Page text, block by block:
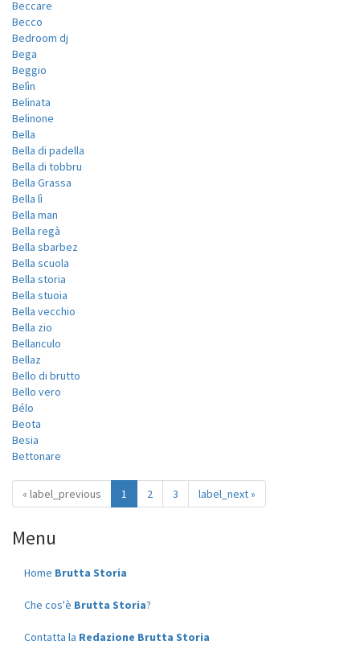
Beccare
Becco
Bedroom dj
Bega
Beggio
Belìn
Belinata
Belinone
Bella
Bella di padella
Bella di tobbru
Bella Grassa
Bella lì
Bella man
Bella regà
Bella sbarbez
Bella scuola
Bella storia
Bella stuoia
Bella vecchio
Bella zio
Bellanculo
Bellaz
Bello di brutto
Bello vero
Bélo
Beota
Besia
Bettonare
« label_previous 1 2 3 label_next »
Menu
Home Brutta Storia
Che cos'è Brutta Storia?
Contatta la Redazione Brutta Storia